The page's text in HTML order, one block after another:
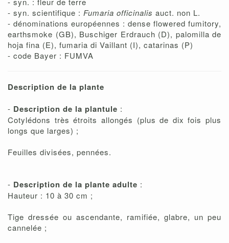
- syn. scientifique : Fumaria officinalis auct. non L.
- dénominations européennes : dense flowered fumitory,
earthsmoke (GB), Buschiger Erdrauch (D), palomilla de
hoja fina (E), fumaria di Vaillant (I), catarinas (P)
- code Bayer : FUMVA
Description de la plante
- Description de la plantule :
Cotylédons très étroits allongés (plus de dix fois plus
longs que larges) ;
Feuilles divisées, pennées.
- Description de la plante adulte :
Hauteur : 10 à 30 cm ;
Tige dressée ou ascendante, ramifiée, glabre, un peu
cannelée ;